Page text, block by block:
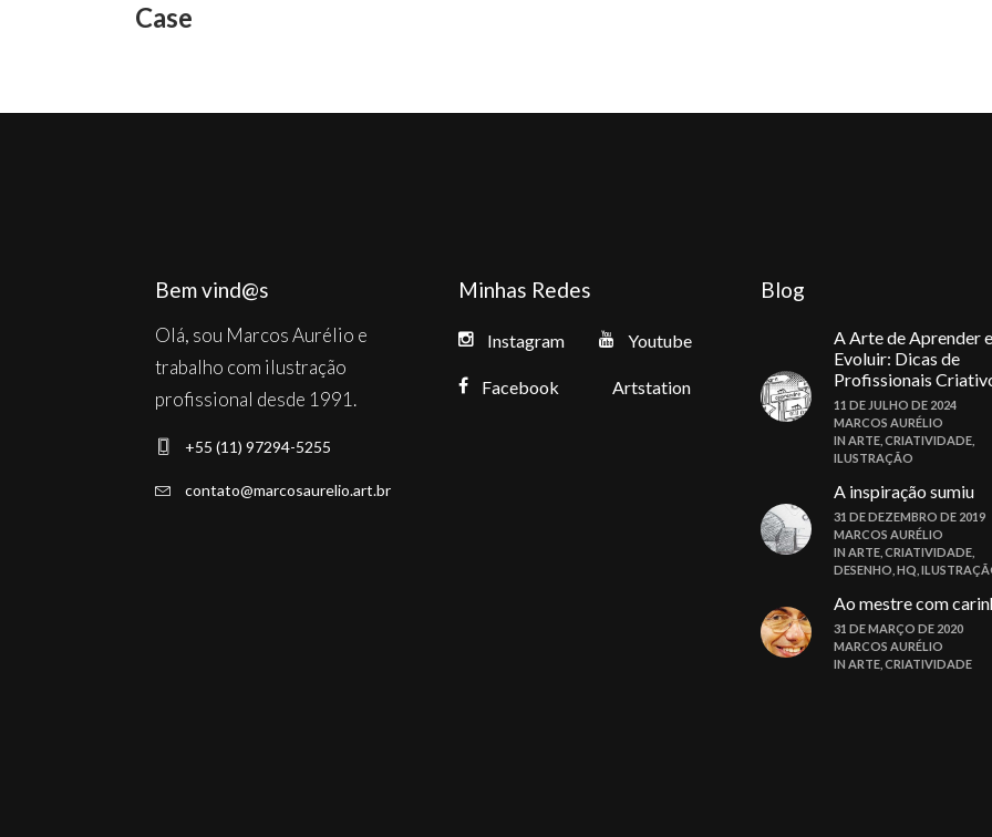
Case
Bem vind@s
Olá, sou Marcos Aurélio e
trabalho com ilustração
profissional desde 1991.
+55 (11) 97294-5255
contato@marcosaurelio.art.br
Minhas Redes
Instagram
Facebook
Youtube
Artstation
Blog
A Arte de Aprender e
Evoluir: Dicas de
Profissionais
11 DE JULHO DE 2024
MARCOS AURÉLIO
IN ARTE CRIATIVIDADE
ILUSTRAÇÃO
A inspiração sumiu
31 DE DEZEMBRO DE 2019
MARCOS AURÉLIO
IN ARTE CRIATIVIDADE
DESENHO HQ
Ao mestre com
31 DE MARÇO DE 2020
MARCOS AURÉLIO
IN ARTE CRIATIVIDADE